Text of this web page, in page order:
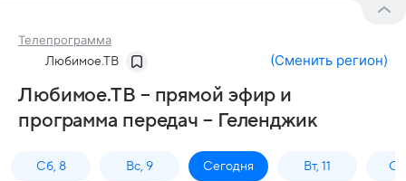
Телепрограмма
Любимое.ТВ (Сменить регион)
Любимое.ТВ – прямой эфир и
программа передач – Геленджик
Сб, 8 Вс, 9 Сегодня Вт, 11